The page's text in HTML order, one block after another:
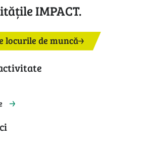
IMPACT.
locurile de muncă